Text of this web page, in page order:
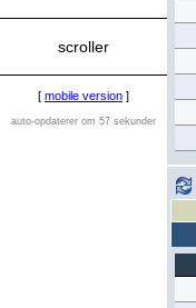
scroller
[ mobile version ]
auto-opdaterer om 57 sekunder